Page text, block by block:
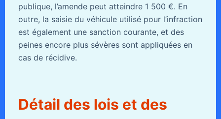
publique, l’amende peut atteindre 1 500 €. En
outre, la saisie du véhicule utilisé pour l’infraction
est également une sanction courante, et des
peines encore plus sévères sont appliquées en
cas de récidive.
Détail des lois et des